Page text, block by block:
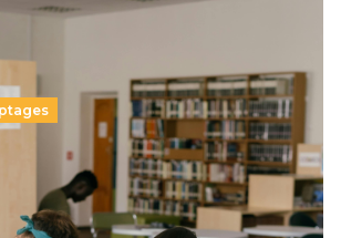
une dérive qui met à mal la